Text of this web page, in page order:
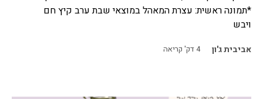
*תמונה ראשית: עצרת המאהל במוצאי שבת ערב קיץ חם
ויבש
אביבית ג'ון 4דק' קריאה